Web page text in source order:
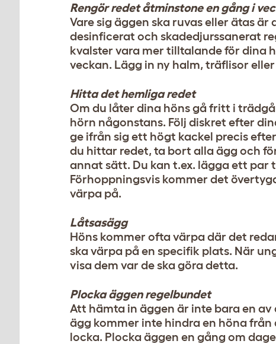
Rengör redet åtminstone en gång i
Vare sig äggen ska ruvas eller ätas
desinficerat och skadedjurssanerat
kvalster vara mer tilltalande för dina
veckan. Lägg in ny halm, träflisor
Hitta det hemliga redet
Om du låter dina höns gå fritt i
hörn någonstans. Följ diskret efter
ge ifrån sig ett högt kackel precis
du hittar redet, ta bort alla ägg och
annat sätt. Du kan t.ex. lägga ett
Förhoppningsvis kommer det
värpa på.
Låtsasägg
Höns kommer ofta värpa där det
ska värpa på en specifik plats. När
visa dem var de ska göra detta.
Plocka äggen regelbundet
Att hämta in äggen är inte bara en
ägg kommer inte hindra en höna
locka. Plocka äggen en gång om